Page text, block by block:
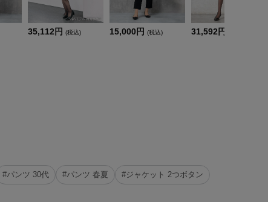
35,112円 (税込) 15,000円 (税込) 31,592円
#パンツ 30代 #パンツ 春夏 #ジャケット 2つボタン